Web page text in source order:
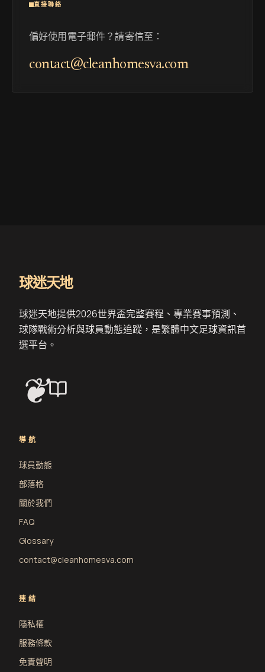
直接聯絡
偏好使用電子郵件？請寄信至：
contact@cleanhomesva.com
球迷天地
球迷天地提供2026世界盃完整賽程、專業賽事預測、
球隊戰術分析與球員動態追蹤，是繁體中文足球資訊首
選平台。
❦
導航
球員動態
部落格
關於我們
FAQ
Glossary
contact@cleanhomesva.com
連結
隱私權
服務條款
免責聲明